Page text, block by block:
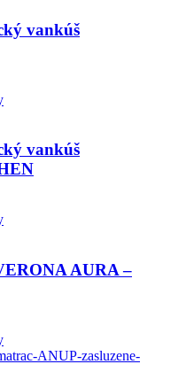
vankúš
vankúš
AURA –